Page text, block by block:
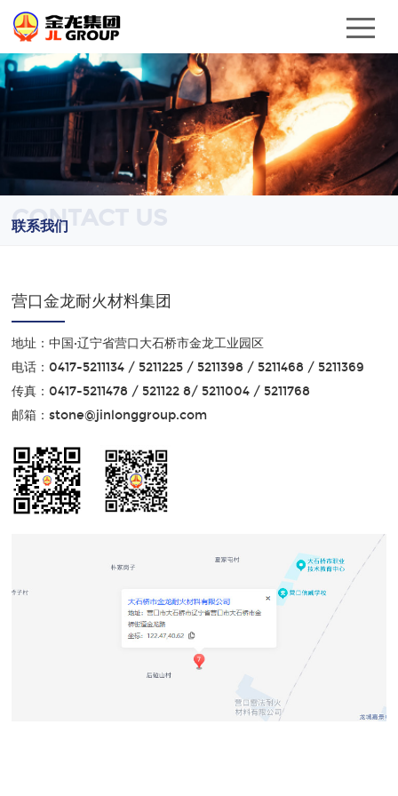
CONTACT US
联系我们
营口金龙耐火材料集团
地址：中国·辽宁省营口大石桥市金龙工业园区
电话：0417-5211134 / 5211225 / 5211398 / 5211468 / 5211369
传真：0417-5211478 / 521122 8/ 5211004 / 5211768
邮箱：stone@jinlonggroup.com